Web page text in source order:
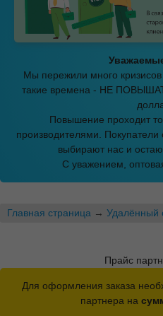
Мы пережили много
такие времена - НЕ
Повышение проходит
производителями.
выбирают нас и
С уважением,
Главная страница → Удалённый
Прайс
Для оформления заказа
партнера на